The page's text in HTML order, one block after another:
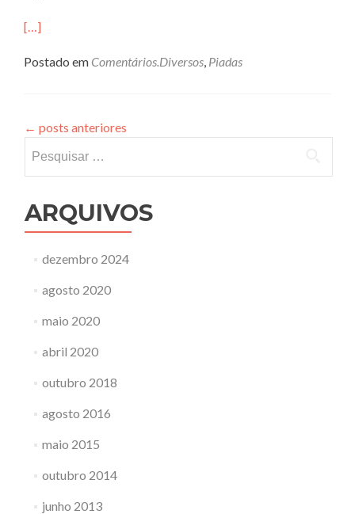
[…]
Postado em Comentários.Diversos, Piadas
← posts anteriores
por:
ARQUIVOS
dezembro 2024
agosto 2020
maio 2020
abril 2020
outubro 2018
agosto 2016
maio 2015
outubro 2014
junho 2013